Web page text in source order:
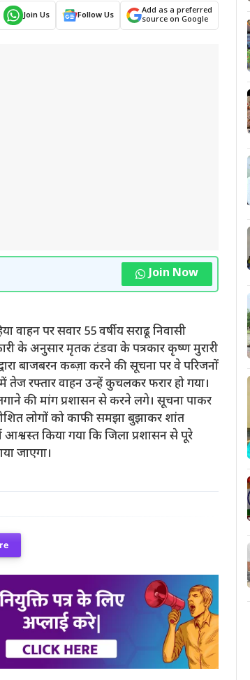
Join Us Follow Us
Add as a preferred
source on Google
Join Now
वाहन पर सवार 55 वर्षीय सराढू निवासी
के अनुसार मृतक टंडवा के पत्रकार कृष्ण मुरारी
बाजबरन कब्ज़ा करने की सूचना पर वे परिजनों
तेज रफ्तार वाहन उन्हें कुचलकर फरार हो गया।
की मांग प्रशासन से करने लगे। सूचना पाकर
लोगों को काफी समझा बुझाकर शांत
किया गया कि जिला प्रशासन से पूरे
जाएगा।